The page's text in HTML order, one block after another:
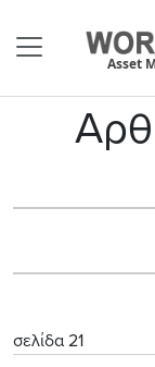
Asset
σελίδα 21